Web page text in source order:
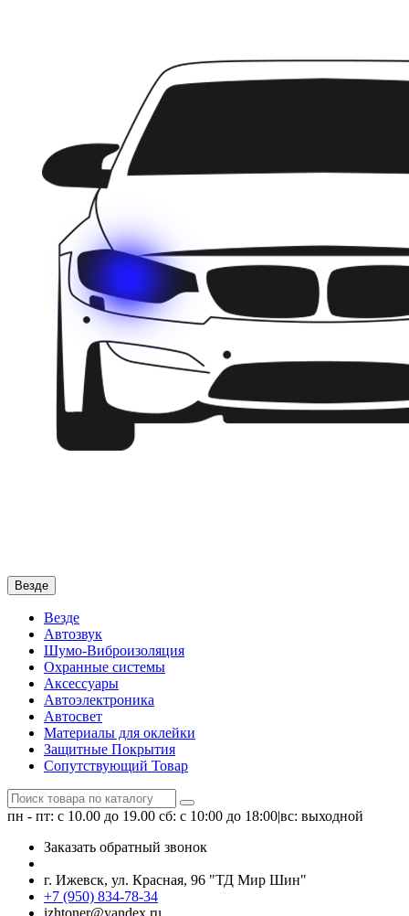
Везде
Везде
Автозвук
Шумо-Виброизоляция
Охранные системы
Аксессуары
Автоэлектроника
Автосвет
Материалы для оклейки
Защитные Покрытия
Сопутствующий Товар
пн - пт: с 10.00 до 19.00 сб: с 10:00 до 18:00|вс: выходной
Заказать обратный звонок
г. Ижевск, ул. Красная, 96 "ТД Мир Шин"
+7 (950) 834-78-34
izhtoner@yandex.ru